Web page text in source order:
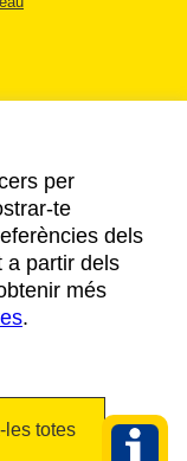
per
te
dels
a partir dels
més
.
les totes